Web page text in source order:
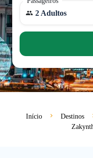
2 Adultos
Início Destinos